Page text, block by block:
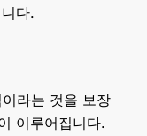
다.
라는 것을 보장
이루어집니다.